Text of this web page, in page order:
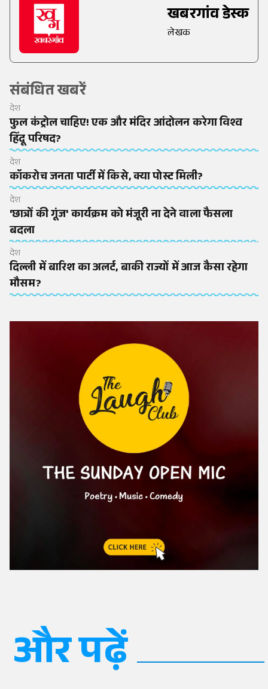
खबरगांव डेस्क
लेखक
संबंधित खबरें
देश
फुल कंट्रोल चाहिए! एक और मंदिर आंदोलन करेगा विश्व
हिंदू परिषद?
देश
कॉकरोच जनता पार्टी में किसे, क्या पोस्ट मिली?
देश
'छात्रों की गूंज' कार्यक्रम को मंजूरी ना देने वाला फैसला
बदला
देश
दिल्ली में बारिश का अलर्ट, बाकी राज्यों में आज कैसा रहेगा
मौसम?
और पढ़ें